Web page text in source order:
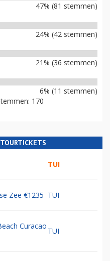
47% (81 stemmen)
24% (42 stemmen)
21% (36 stemmen)
6% (11 stemmen)
170
TUI
Zee €1235 TUI
Curacao
TUI